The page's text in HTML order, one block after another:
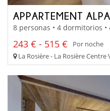
APPARTEMENT
8 personas • 4 dormitorios •
243 € - 515 €
Por noche
La Rosière - La Rosière Centre